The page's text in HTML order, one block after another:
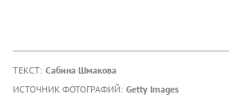
ТЕКСТ: Сабина Шмакова
ИСТОЧНИК ФОТОГРАФИЙ: Getty Images